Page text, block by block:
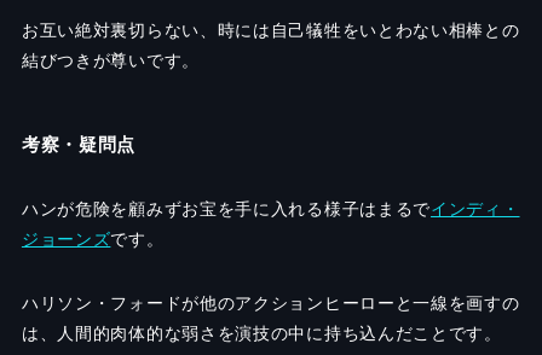
お互い絶対裏切らない、時には自己犠牲をいとわない相棒との
結びつきが尊いです。
考察・疑問点
ハンが危険を顧みずお宝を手に入れる様子はまるでインディ・
ジョーンズです。
ハリソン・フォードが他のアクションヒーローと一線を画すの
は、人間的肉体的な弱さを演技の中に持ち込んだことです。